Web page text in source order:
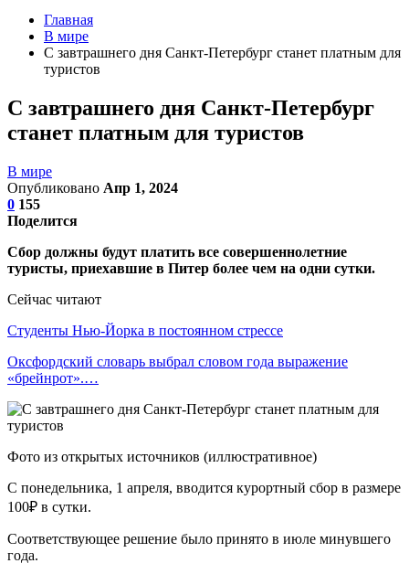
Главная
В мире
С завтрашнего дня Санкт-Петербург станет платным для
туристов
С завтрашнего дня Санкт-Петербург
станет платным для туристов
В мире
Опубликовано Апр 1, 2024
0 155
Поделится
Сбор должны будут платить все совершеннолетние
туристы, приехавшие в Питер более чем на одни сутки.
Сейчас читают
Студенты Нью-Йорка в постоянном стрессе
Оксфордский словарь выбрал словом года выражение
«брейнрот».…
Фото из открытых источников (иллюстративное)
С понедельника, 1 апреля, вводится курортный сбор в размере
100₽ в сутки.
Соответствующее решение было принято в июле минувшего
года.